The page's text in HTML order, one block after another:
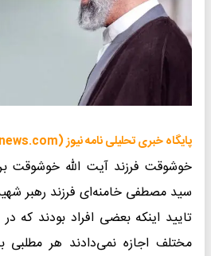
پایگاه خبری تحلیلی نامه نیوز (namehnews.com) :
خوشوقت فرزند آیت الله خوشوقت
سید مصطفی خامنه‌ای فرزند رهبر
تایید اینکه بعضی افراد بودند که
مختلف اجازه نمی‌دادند هر مطلبی